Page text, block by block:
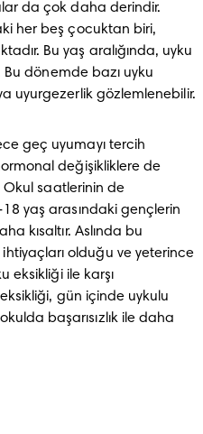
da çok daha derindir.
her beş çocuktan biri,
Bu yaş aralığında, uyku
Bu dönemde bazı uyku
uyurgezerlik gözlemlenebilir.
değişikliklere de
Okul saatlerinin de
yaş arasındaki gençlerin
kısaltır. Aslında bu
olduğu ve yeterince
eksikliği ile karşı
gün içinde uykulu
başarısızlık ile daha